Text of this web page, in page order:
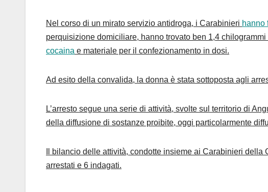
Nel corso di un mirato servizio antidroga, i Carabinieri hanno
perquisizione domiciliare, hanno trovato ben 1,4
cocaina e materiale per il confezionamento in dosi.
Ad esito della convalida, la donna è stata sottoposta agli
L’arresto segue una serie di attività, svolte sul territorio di
della diffusione di sostanze proibite, oggi particolarmente
Il bilancio delle attività, condotte insieme ai Carabinieri
arrestati e 6 indagati.